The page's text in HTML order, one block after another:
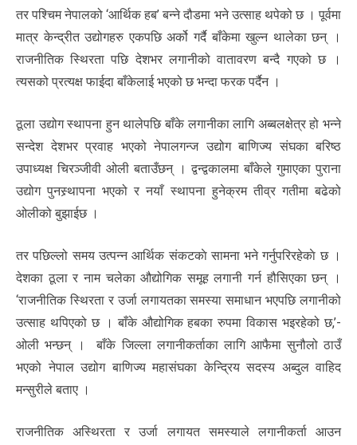
तर पश्चिम नेपालको ‘आर्थिक हब’ बन्ने दौडमा भने उत्साह थपेको छ । पूर्वमा
मात्र केन्द्रीत उद्योगहरु एकपछि अर्को गर्दै बाँकेमा खुल्न थालेका छन् ।
राजनीतिक स्थिरता पछि देशभर लगानीको वातावरण बन्दै गएको छ ।
त्यसको प्रत्यक्ष फाईदा बाँकेलाई भएको छ भन्दा फरक पर्दैन ।
ठूला उद्योग स्थापना हुन थालेपछि बाँके लगानीका लागि अब्बलक्षेत्र हो भन्ने
सन्देश देशभर प्रवाह भएको नेपालगन्ज उद्योग बाणिज्य संघका बरिष्ठ
उपाध्यक्ष चिरञ्जीवी ओली बताउँछन् । द्वन्द्वकालमा बाँकेले गुमाएका पुराना
उद्योग पुनस्र्थापना भएको र नयाँ स्थापना हुनेक्रम तीव्र गतीमा बढेको
ओलीको बुझाईछ ।
तर पछिल्लो समय उत्पन्न आर्थिक संकटकाे सामना भने गर्नुपरिरहेकाे छ ।
देशका ठूला र नाम चलेका औद्योगिक समूह लगानी गर्न हौसिएका छन् ।
‘राजनीतिक स्थिरता र उर्जा लगायतका समस्या समाधान भएपछि लगानीको
उत्साह थपिएको छ । बाँके औद्योगिक हबका रुपमा विकास भइरहेको छ,’-
ओली भन्छन् । बाँके जिल्ला लगानीकर्ताका लागि आफैमा सुनौलो ठाउँ
भएको नेपाल उद्योग बाणिज्य महासंघका केन्द्रिय सदस्य अब्दुल वाहिद
मन्सुरीले बताए ।
राजनीतिक अस्थिरता र उर्जा लगायत समस्याले लगानीकर्ता आउन